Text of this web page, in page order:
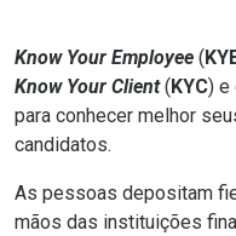
Know Your Employee (
Know Your Client( KYC) e
para conhecer melhor
candidatos.
As pessoas depositam
mãos das instituições